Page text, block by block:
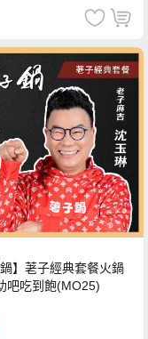
鍋】荖子經典套餐火鍋
吧吃到飽(MO25)